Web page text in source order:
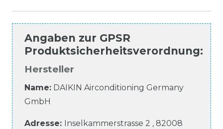
Angaben zur GPSR
Produktsicherheitsverordnung:
Hersteller
Name: DAIKIN Airconditioning Germany
GmbH
Adresse: Inselkammerstrasse 2 , 82008